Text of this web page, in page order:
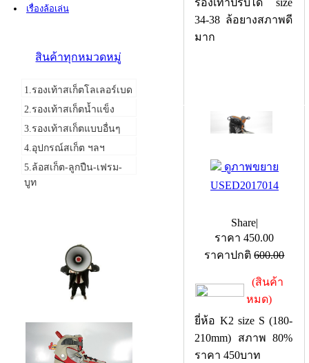
เรื่องล้อเล่น
สินค้าทุกหมวดหมู่
1.รองเท้าสเก็ตโลเลอร์เบด
2.รองเท้าสเก็ตน้ำแข็ง
3.รองเท้าสเก็ตแบบอื่นๆ
4.อุปกรณ์สเก็ต ฯลฯ
5.ล้อสเก็ต-ลูกปืน-เฟรม-
บูท
ดูภาพขยาย
Share|
ราคา450.00
(สินค้า
หมด)
ยี่ห้อ K2 size S (180-
210mm) สภาพ 80%